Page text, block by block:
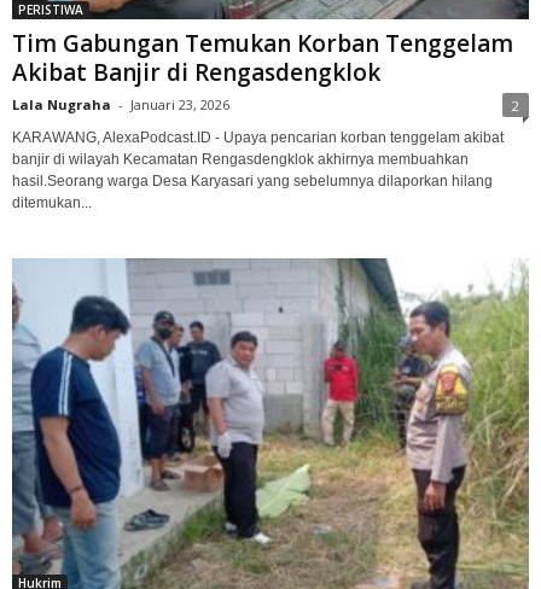
PERISTIWA
Tim Gabungan Temukan Korban Tenggelam
Akibat Banjir di Rengasdengklok‎
Lala Nugraha - Januari 23, 2026 2
KARAWANG, AlexaPodcast.ID - Upaya pencarian korban tenggelam akibat
banjir di wilayah Kecamatan Rengasdengklok akhirnya membuahkan
hasil.‎‎Seorang warga Desa Karyasari yang sebelumnya dilaporkan hilang
ditemukan...
Hukrim